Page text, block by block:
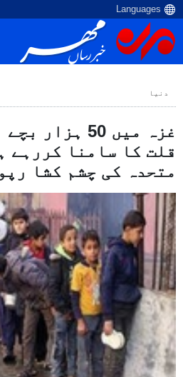
دنیا
غزہ میں 50
قلت کا سامنا کررہے
متحدہ کی چشم کشا